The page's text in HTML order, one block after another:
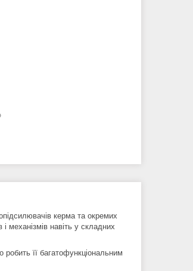
керма та окремих
механізмів навіть у складних
робить її багатофункціональним